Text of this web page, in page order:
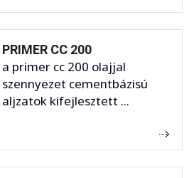
PRIMER CC 200
a primer cc 200 olajjal
szennyezet cementbázisú
aljzatok kifejlesztett ...